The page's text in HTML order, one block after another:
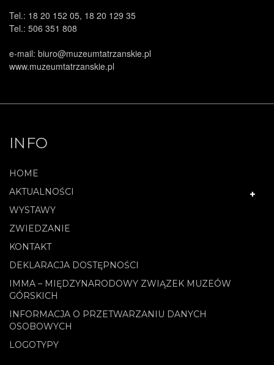
Tel.: 18 20 152 05, 18 20 129 35
Tel.: 506 351 808
e-mail: biuro@muzeumtatrzanskie.pl
www.muzeumtatrzanskie.pl
INFO
HOME
AKTUALNOŚCI
WYSTAWY
ZWIEDZANIE
KONTAKT
DEKLARACJA DOSTĘPNOŚCI
IMMA – MIĘDZYNARODOWY ZWIĄZEK MUZEÓW
GÓRSKICH
INFORMACJA O PRZETWARZANIU DANYCH
OSOBOWYCH
LOGOTYPY